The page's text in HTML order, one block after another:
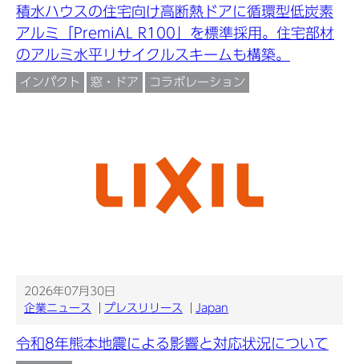
積水ハウスの住宅向け高断熱ドアに循環型低炭素
アルミ「PremiAL R100」を標準採用。住宅部材
のアルミ水平リサイクルスキームも構築。
インパクト 窓・ドア コラボレーション
2026年07月30日
企業ニュース
プレスリリース Japan
令和8年熊本地震による影響と対応状況について